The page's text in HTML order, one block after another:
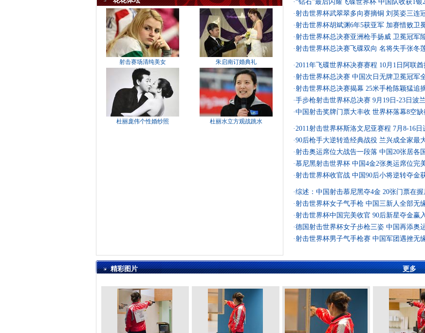
射击赛场清纯美女 朱启南订婚典礼
杜丽庞伟个性婚纱照 杜丽水立方观战跳水
·“钻石”最后闪耀飞碟世界杯 中国队收获1银
·射击世界杯武翠翠多向赛摘铜 刘英姿三连
·射击世界杯胡斌渊6年5获亚军 加赛惜败卫
·射击世界杯总决赛亚洲枪手扬威 卫冕冠军
·射击世界杯总决赛飞碟双向 名将失手张冬
·2011年飞碟世界杯决赛赛程 10月1日阿联酋
·射击世界杯总决赛 中国次日无牌卫冕冠军
·射击世界杯总决赛揭幕 25米手枪陈颖猛追
·手步枪射击世界杯总决赛 9月19日-23日波
·中国射击奖牌门票大丰收 世界杯落幕8空缺
·2011射击世界杯斯洛文尼亚赛程 7月8-16日
·90后枪手大逆转造经典战役 兰兴成全家最
·射击奥运席位大战告一段落 中国20张居各
·慕尼黑射击世界杯 中国4金2张奥运席位完
·射击世界杯收官战 中国90后小将逆转夺金
·综述：中国射击慕尼黑夺4金 20张门票在握
·射击世界杯女子气手枪 中国三新人全部无
·射击世界杯中国完美收官 90后新星夺金赢
·德国射击世界杯女子步枪三姿 中国再添奥
·射击世界杯男子气手枪赛 中国军团遇挫无
精彩图片 更多